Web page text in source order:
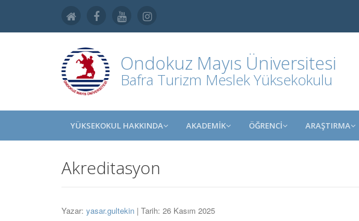
Ondokuz Mayıs Üniversitesi
Bafra Turizm Meslek Yüksekokulu
YÜKSEKOKUL HAKKINDA AKADEMİK ÖĞRENCİ ARAŞTIRMA
Akreditasyon
Yazar: yasar.gultekin | Tarih: 26 Kasım 2025